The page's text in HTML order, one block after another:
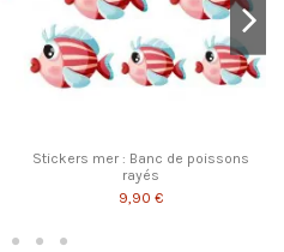
Stickers mer : Banc de poissons
rayés
9,90 €